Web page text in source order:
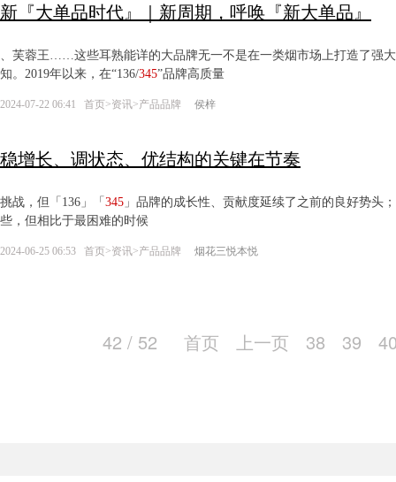
新『大单品时代』｜新周期，呼唤『新大单品』
、芙蓉王……这些耳熟能详的大品牌无一不是在一类烟市场上打造了强
知。2019年以来，在“136/345”品牌高质量
2024-07-22 06:41 首页>资讯>产品品牌 侯梓
稳增长、调状态、优结构的关键在节奏
挑战，但「136」「 345 」品牌的成长性、贡献度延续了之前的良好势头
些，但相比于最困难的时候
2024-06-25 06:53 首页>资讯>产品品牌 烟花三悦本悦
42 / 52 首页 上一页 38 39